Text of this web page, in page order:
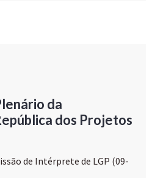
da
dos Projetos
de Intérprete de LGP (09-